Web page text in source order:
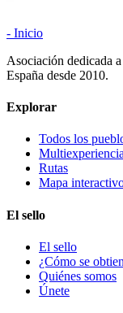
- Inicio
Asociación dedicada
España desde 2010.
Explorar
Todos los
Rutas
Mapa
El sello
El sello
¿Cómo se
Quiénes somos
Únete